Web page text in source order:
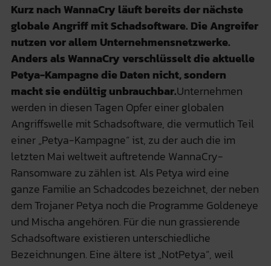
Kurz nach WannaCry läuft bereits der nächste
globale Angriff mit Schadsoftware. Die Angreifer
nutzen vor allem Unternehmensnetzwerke.
Anders als WannaCry verschlüsselt die aktuelle
Petya-Kampagne die Daten nicht, sondern
macht sie endültig unbrauchbar.Unternehmen
werden in diesen Tagen Opfer einer globalen
Angriffswelle mit Schadsoftware, die vermutlich Teil
einer „Petya-Kampagne“ ist, zu der auch die im
letzten Mai weltweit auftretende WannaCry-
Ransomware zu zählen ist. Als Petya wird eine
ganze Familie an Schadcodes bezeichnet, der neben
dem Trojaner Petya noch die Programme Goldeneye
und Mischa angehören. Für die nun grassierende
Schadsoftware existieren unterschiedliche
Bezeichnungen. Eine ältere ist „NotPetya“, weil